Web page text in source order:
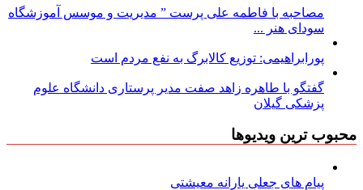
مصاحبه با فاطمه علی پرست ” مدیریت و موسس آموزشگاه
سودای هنر ...
پورابراهیمی: توزیع کالابرگ به نفع مردم است
گفتگو با طاهره زاهد صفت مدیر پرستاری دانشگاه علوم
پزشکی گیلان
محبوب ترین ویدیوها
پیام های جعلی یارانه معیشتی